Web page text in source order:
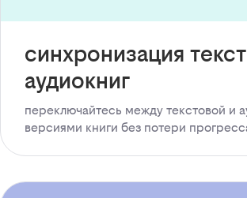
синхронизация
аудиокниг
переключайтесь между текстовой и
версиями книги без потери